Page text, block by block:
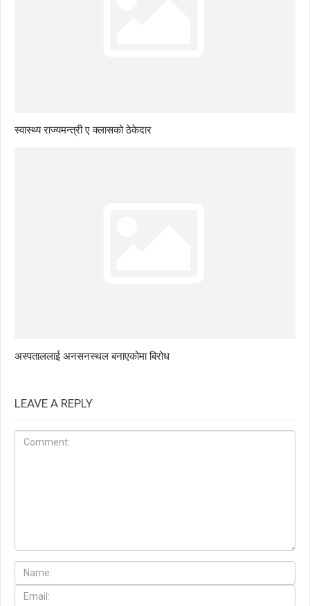
स्वास्थ्य राज्यमन्त्री ए क्लासको ठेकेदार
अस्पताललाई अनसनस्थल बनाएकोमा बिरोध
LEAVE A REPLY